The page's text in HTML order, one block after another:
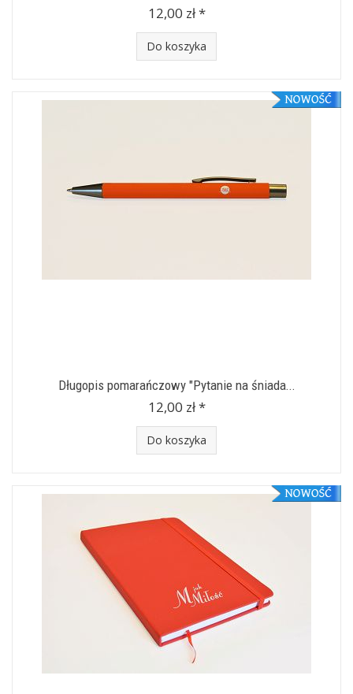
12,00 zł *
Do koszyka
Długopis pomarańczowy "Pytanie na śniada...
12,00 zł *
Do koszyka